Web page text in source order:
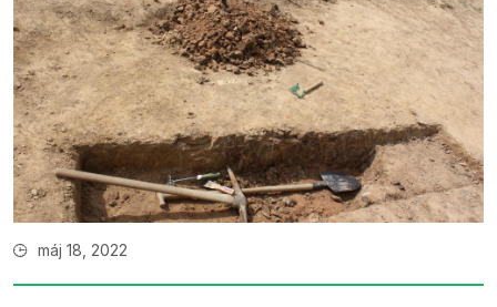
máj 18, 2022